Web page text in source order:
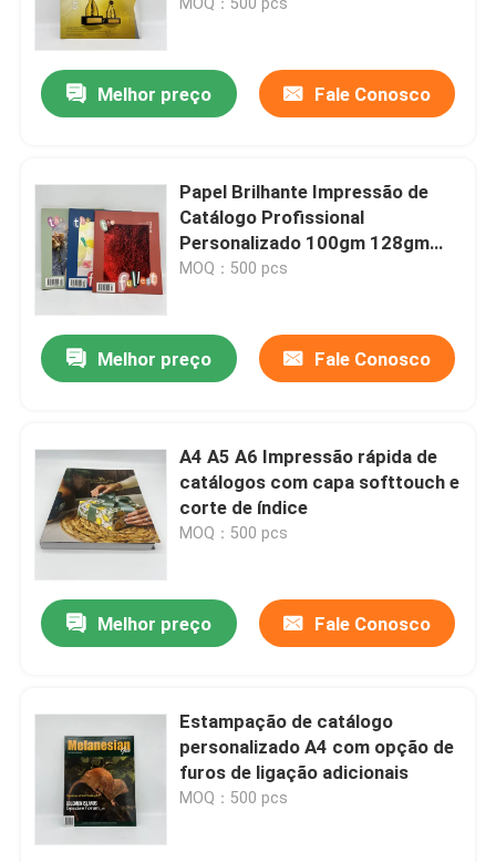
MOQ：500 pcs
Melhor preço Fale Conosco
Papel Brilhante Impressão de
Catálogo Profissional
Personalizado 100gm 128gm
Peso
MOQ：500 pcs
Melhor preço Fale Conosco
A4 A5 A6 Impressão rápida de
catálogos com capa softtouch e
corte de índice
MOQ：500 pcs
Melhor preço Fale Conosco
Estampação de catálogo
personalizado A4 com opção de
furos de ligação adicionais
MOQ：500 pcs